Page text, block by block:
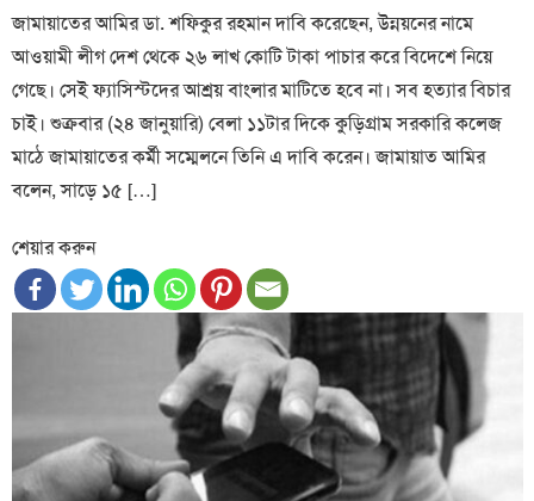
জামায়াতের আমির ডা. শফিকুর রহমান দাবি করেছেন, উন্নয়নের নামে
আওয়ামী লীগ দেশ থেকে ২৬ লাখ কোটি টাকা পাচার করে বিদেশে নিয়ে
গেছে। সেই ফ্যাসিস্টদের আশ্রয় বাংলার মাটিতে হবে না। সব হত্যার বিচার
চাই। শুক্রবার (২৪ জানুয়ারি) বেলা ১১টার দিকে কুড়িগ্রাম সরকারি কলেজ
মাঠে জামায়াতের কর্মী সম্মেলনে তিনি এ দাবি করেন। জামায়াত আমির
বলেন, সাড়ে ১৫ […]
শেয়ার করুন